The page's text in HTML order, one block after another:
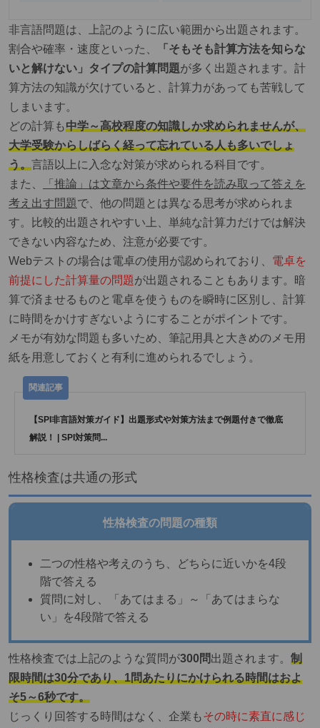
非言語問題は、上記のように広い範囲から出題されます。
割合や確率・速度といった、
「そもそも計算方法を知らな
いと解けない」タイプの計算問題が多く出題されます。計
算方法の知識が欠けていると、計算力があっても苦戦して
しまいます。
どの計算も中学～高校程度の知識しか求められませんが、
大学受験からしばらく経って忘れている人も多いでしょ
う。言語以上に入念な対策が求められる科目です。
また、
「推論」は文章から条件や要件を読み取って答えを
考え出す問題で、他の問題とは異なる思考が求められま
す。比較的出題されやすい上、単純な計算力だけでは解決
できない内容なため、注意が必要です。
Webテストの場合は電卓の使用が認められており、 電卓を
前提にした計算量の問題が出題されることもあります。暗
算で済ませるものと電卓を使うものを瞬時に区別し、計算
に時間をかけすぎないようにすることがポイントです。
メモが有効な問題も多いため、筆記用具と大きめのメモ用
紙を用意しておくと有利に進められるでしょう。
【SPI非言語対策ガイド】出題形式や対策方法まで例題付きで徹底
解説！ | SPI対策問...
性格検査は共通の形式
性格検査の問題の種類
二つの性格や考えのうち、どちらに近いかを4段
階で答える
質問に対し、「あてはまる」～「あてはまらな
い」を4段階で答える
性格検査では上記のような質問が300問出題されます。 制
限時間は30分であり、1問あたりにかけられる時間はおよ
そ5～6秒です。
じっくり回答する時間はなく、企業もその時に素直に感じ